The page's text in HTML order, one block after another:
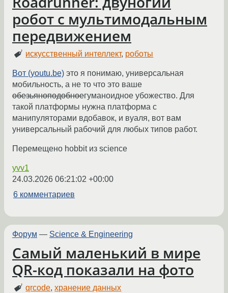
робот с мультимодальным
передвижением
искусственный интеллект, роботы
Вот (youtu.be) это я понимаю, универсальная
мобильность, а не то что это ваше
обезьяноподобноегуманоидное убожество. Для
такой платформы нужна платформа с
манипуляторами вдобавок, и вуаля, вот вам
универсальный рабочий для любых типов работ.
Перемещено hobbit из science
yvv1
24.03.2026 06:21:02 +00:00
6 комментариев
Форум — Science & Engineering
Самый маленький в мире
QR-код показали на фото
qrcode,хранение данных